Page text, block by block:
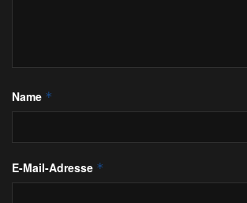
Name *
E-Mail-Adresse *